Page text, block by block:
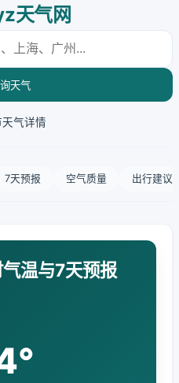
天气网
天气
气详情
7天预报 空气质量 出行建议
温与7天预报